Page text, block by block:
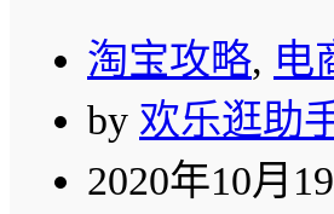
淘宝攻略, 电
by 欢乐逛助
2020年10月